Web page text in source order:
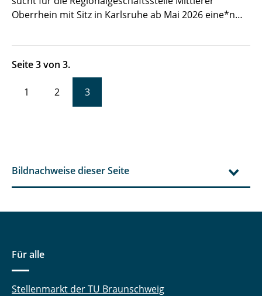
Oberrhein mit Sitz in Karlsruhe ab Mai 2026 eine*n…
Seite 3 von 3.
1 2 3
Bildnachweise dieser Seite
Für alle
Stellenmarkt der TU Braunschweig